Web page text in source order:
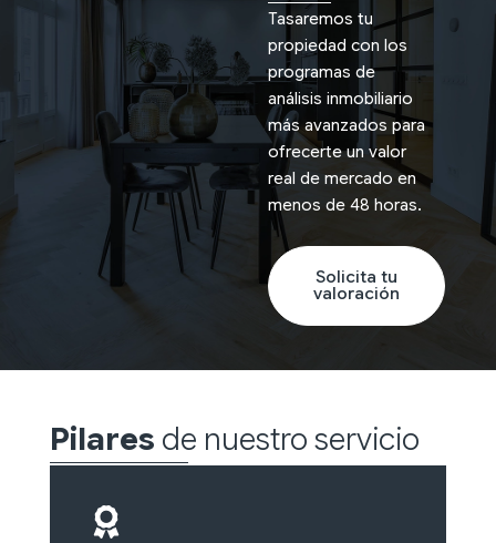
Tasaremos tu
propiedad con los
programas de
análisis inmobiliario
más avanzados para
ofrecerte un valor
real de mercado en
menos de 48 horas.
Solicita tu
valoración
Pilares de nuestro servicio